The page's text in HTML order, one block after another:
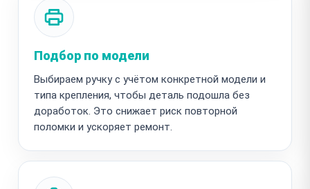
Подбор по модели
Выбираем ручку с учётом конкретной модели и
типа крепления, чтобы деталь подошла без
доработок. Это снижает риск повторной
поломки и ускоряет ремонт.